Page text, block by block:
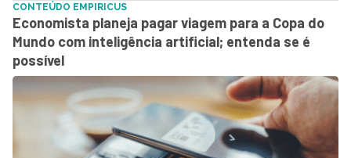
CONTEÚDO EMPIRICUS
Economista planeja pagar viagem para a Copa do
Mundo com inteligência artificial; entenda se é
possível